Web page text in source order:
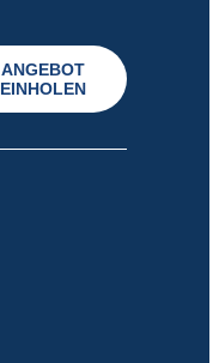
ANGEBOT
EINHOLEN